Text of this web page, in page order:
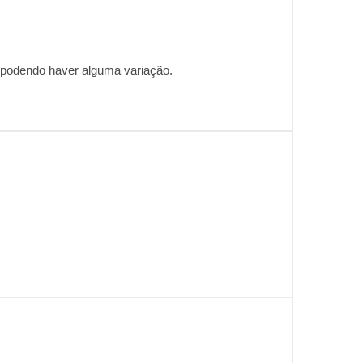
haver alguma variação.